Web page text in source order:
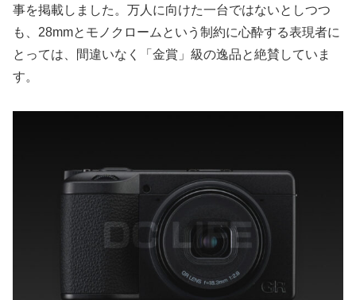
事を掲載しました。万人に向けた一台ではないとしつつ
も、28mmとモノクロームという制約に心酔する表現者に
とっては、間違いなく「金賞」級の逸品と絶賛していま
す。